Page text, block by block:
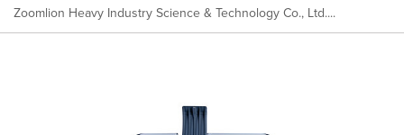
Zoomlion Heavy Industry Science & Technology Co., Ltd....